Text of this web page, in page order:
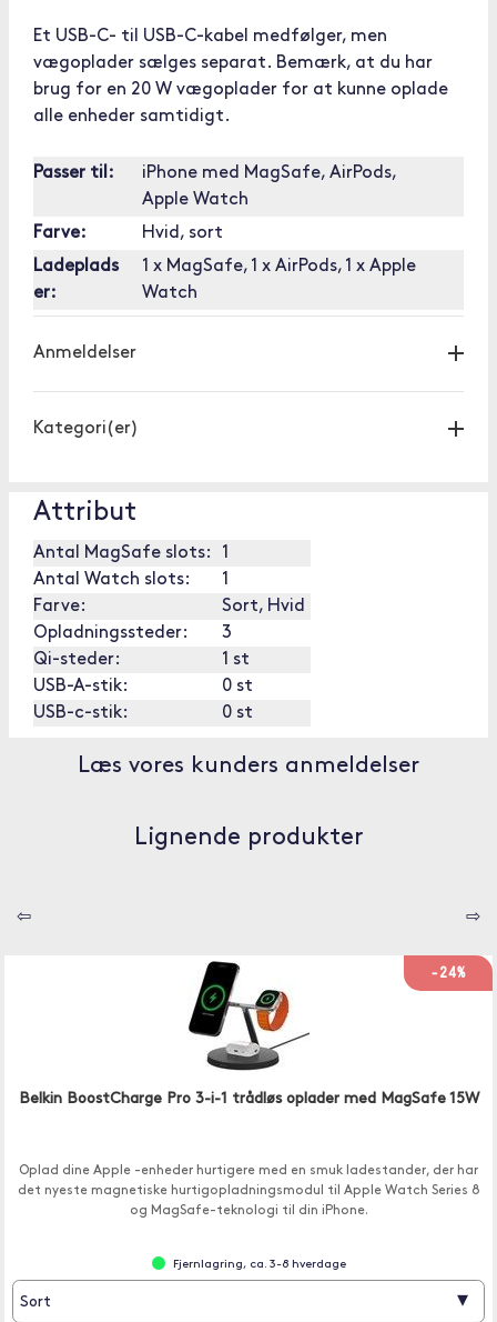
Et USB-C- til USB-C-kabel medfølger, men
vægoplader sælges separat. Bemærk, at du har
brug for en 20 W vægoplader for at kunne oplade
alle enheder samtidigt.
Passer til:
iPhone med MagSafe, AirPods,
Apple Watch
Farve:
Hvid, sort
Ladeplads
er:
1 x MagSafe, 1 x AirPods, 1 x Apple
Watch
Anmeldelser
Kategori(er)
Attribut
Antal MagSafe slots:
1
Antal Watch slots:
1
Farve:
Sort, Hvid
Opladningssteder:
3
Qi-steder:
1 st
USB-A-stik:
0 st
USB-c-stik:
0 st
Læs vores kunders anmeldelser
Lignende produkter
⇦ ⇨
-24%
Belkin BoostCharge Pro 3-i-1 trådløs oplader med MagSafe 15W
Oplad dine Apple -enheder hurtigere med en smuk ladestander, der har
det nyeste magnetiske hurtigopladningsmodul til Apple Watch Series 8
og MagSafe-teknologi til din iPhone.
Fjernlagring, ca. 3-8 hverdage
Sort ▾